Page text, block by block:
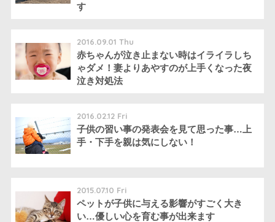
す
2016.09.01 Thu
赤ちゃんが泣き止まない時はイライラしち
ゃダメ！妻よりあやすのが上手くなった夜
泣き対処法
2016.02.12 Fri
子供の習い事の発表会を見て思った事…上
手・下手を親は気にしない！
2015.07.10 Fri
ペットが子供に与える影響がすごく大き
い…優しい心を育む事が出来ます